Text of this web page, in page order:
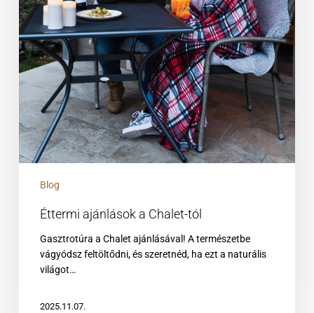
Blog
Éttermi ajánlások a Chalet-tól
Gasztrotúra a Chalet ajánlásával! A természetbe
vágyódsz feltöltődni, és szeretnéd, ha ezt a naturális
világot…
2025.11.07.